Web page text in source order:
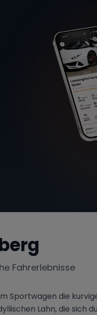
Fahrerlebnisse
Sportwagen die
Lahn, die sich